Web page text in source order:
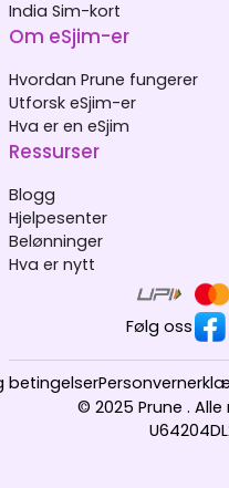
India Sim-kort
Om eSjim-er
Hvordan Prune fungerer
Utforsk eSjim-er
Hva er en eSjim
Ressurser
Blogg
Hjelpesenter
Belønninger
Hva er nytt
Følg oss
© 2025 Prune .
betingelser